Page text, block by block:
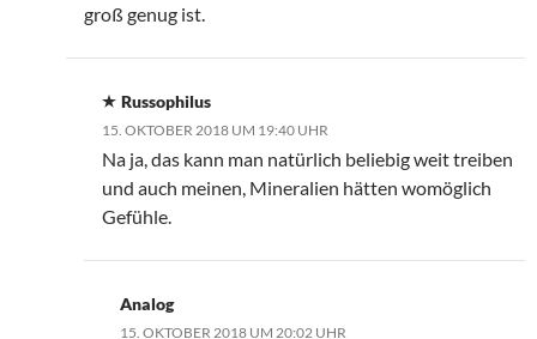
groß genug ist.
Russophilus
15. OKTOBER 2018 UM 19:40 UHR
Na ja, das kann man natürlich beliebig weit treiben
und auch meinen, Mineralien hätten womöglich
Gefühle.
Analog
15. OKTOBER 2018 UM 20:02 UHR